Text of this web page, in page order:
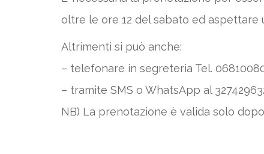
oltre le ore 12 del sabato ed aspettare
Altrimenti si può anche:
– telefonare in segreteria Tel.
– tramite SMS o WhatsApp al
NB) La prenotazione è valida solo